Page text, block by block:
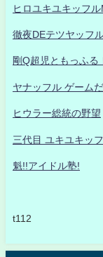
ヒロユキユキッフ
徹夜DEテツヤッフ
剛Q超児ともっふる
ヤナッフル ゲーム
ヒウラー総統の野望
三代目 ユキユキッ
魁!!アイドル塾!
t112